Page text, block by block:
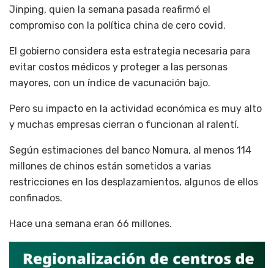
Jinping, quien la semana pasada reafirmó el
compromiso con la política china de cero covid.
El gobierno considera esta estrategia necesaria para
evitar costos médicos y proteger a las personas
mayores, con un índice de vacunación bajo.
Pero su impacto en la actividad económica es muy alto
y muchas empresas cierran o funcionan al ralentí.
Según estimaciones del banco Nomura, al menos 114
millones de chinos están sometidos a varias
restricciones en los desplazamientos, algunos de ellos
confinados.
Hace una semana eran 66 millones.